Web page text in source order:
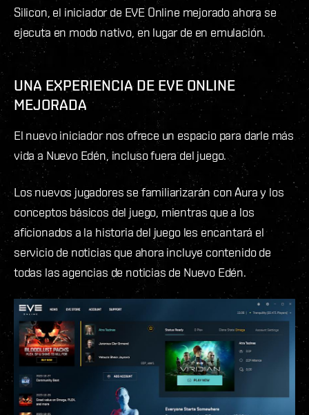
Silicon, el iniciador de EVE Online mejorado ahora se
ejecuta en modo nativo, en lugar de en emulación.
UNA EXPERIENCIA DE EVE ONLINE
MEJORADA
El nuevo iniciador nos ofrece un espacio para darle más
vida a Nuevo Edén, incluso fuera del juego.
Los nuevos jugadores se familiarizarán con Aura y los
conceptos básicos del juego, mientras que a los
aficionados a la historia del juego les encantará el
servicio de noticias que ahora incluye contenido de
todas las agencias de noticias de Nuevo Edén.